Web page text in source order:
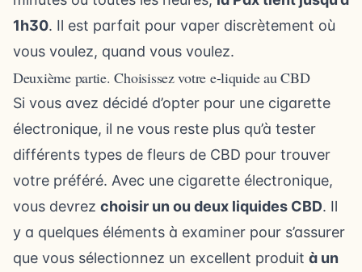
1h30. Il est parfait pour vaper discrètement où
vous voulez, quand vous voulez.
Deuxième partie. Choisissez votre e-liquide au CBD
Si vous avez décidé d’opter pour une cigarette
électronique, il ne vous reste plus qu’à tester
différents types de fleurs de CBD pour trouver
votre préféré. Avec une cigarette électronique,
vous devrez choisir un ou deux liquides CBD. Il
y a quelques éléments à examiner pour s’assurer
que vous sélectionnez un excellent produit à un